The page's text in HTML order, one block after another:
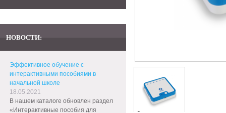
НОВОСТИ:
Эффективное обучение с
интерактивными пособиями в
начальной школе
18.05.2021
В нашем каталоге обновлен раздел
«Интерактивные пособия для